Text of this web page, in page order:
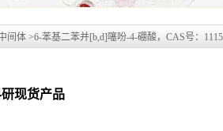
间体 >6-苯基二苯并[b,d]噻吩-4-硼酸，CAS号：
现货产品